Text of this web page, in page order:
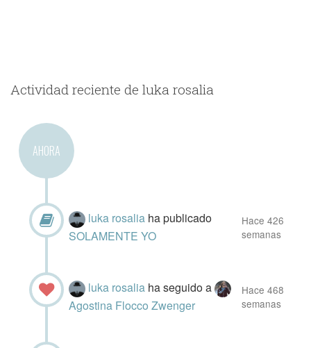
Actividad reciente de luka rosalia
AHORA
luka rosalia ha publicado
SOLAMENTE YO
Hace 426
semanas
luka rosalia ha seguido a
Agostina Flocco Zwenger
Hace 468
semanas